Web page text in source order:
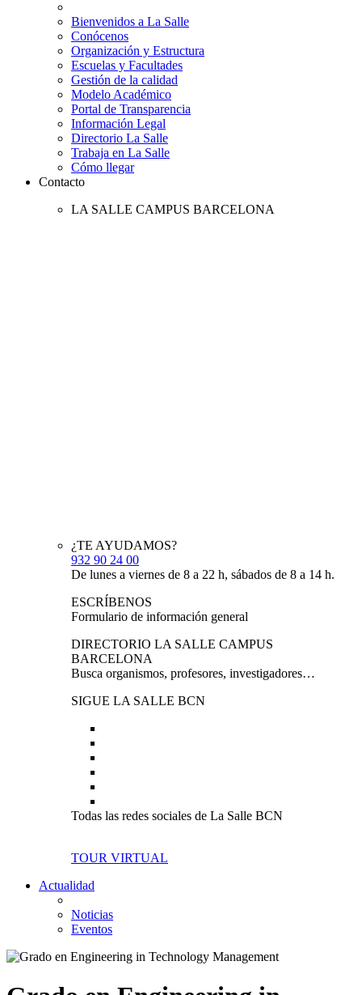
Bienvenidos a La Salle
Conócenos
Organización y Estructura
Escuelas y Facultades
Gestión de la calidad
Modelo Académico
Portal de Transparencia
Información Legal
Directorio La Salle
Trabaja en La Salle
Cómo llegar
Contacto
LA SALLE CAMPUS BARCELONA
¿TE AYUDAMOS?
932 90 24 00
De lunes a viernes de 8 a 22 h, sábados de 8 a 14 h.
ESCRÍBENOS
Formulario de información general
DIRECTORIO LA SALLE CAMPUS
BARCELONA
Busca organismos, profesores, investigadores…
SIGUE LA SALLE BCN
Todas las redes sociales de La Salle BCN
TOUR VIRTUAL
Actualidad
Noticias
Eventos